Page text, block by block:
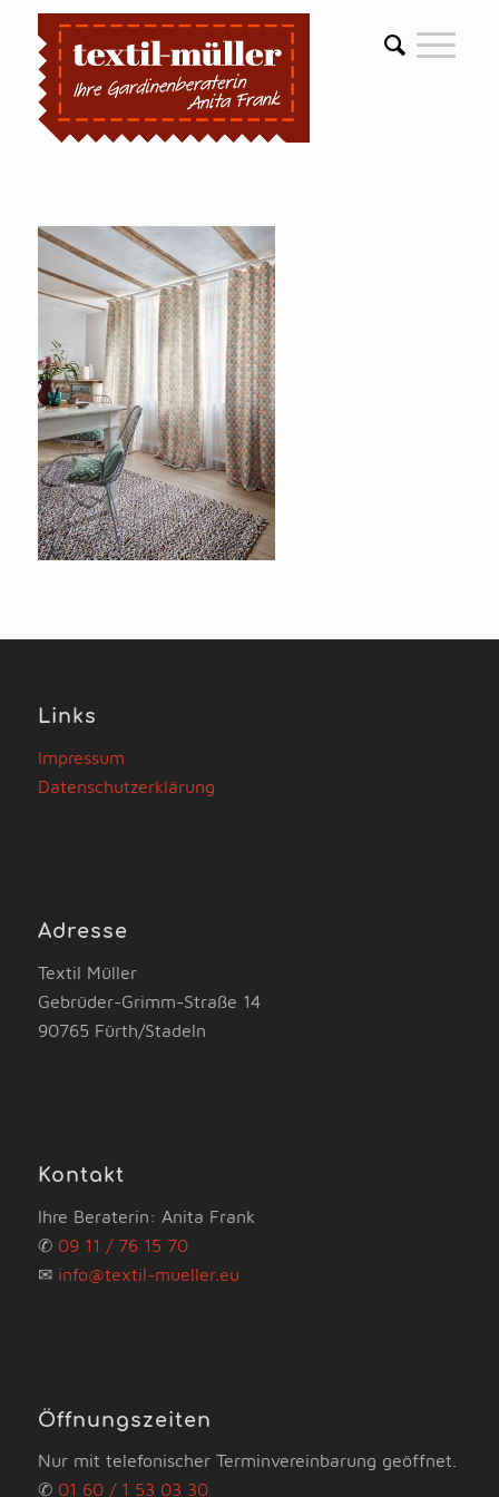
Links
Impressum
Datenschutzerklärung
Adresse
Textil Müller
Gebrüder-Grimm-Straße 14
90765 Fürth/Stadeln
Kontakt
Ihre Beraterin: Anita Frank
✆ 09 11 / 76 15 70
✉ info@textil-mueller.eu
Öffnungszeiten
Nur mit telefonischer Terminvereinbarung geöffnet.
✆ 01 60 / 1 53 03 30